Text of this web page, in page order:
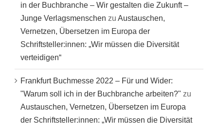
in der Buchbranche – Wir gestalten die Zukunft –
Junge Verlagsmenschen zu Austauschen,
Vernetzen, Übersetzen im Europa der
Schriftsteller:innen: „Wir müssen die Diversität
verteidigen“
Frankfurt Buchmesse 2022 – Für und Wider:
"Warum soll ich in der Buchbranche arbeiten?" zu
Austauschen, Vernetzen, Übersetzen im Europa
der Schriftsteller:innen: „Wir müssen die Diversität